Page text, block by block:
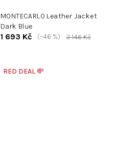
MONTECARLO Leather Jacket
Dark Blue
1 693 Kč 3 146 Kč
(–46 %)
RED DEAL 💸